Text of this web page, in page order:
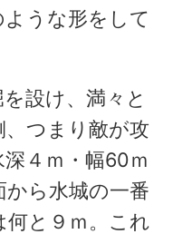
うな形をして
設け、満々と
つまり敵が攻
４ｍ・幅60ｍ
ら水城の一番
と９ｍ。これ